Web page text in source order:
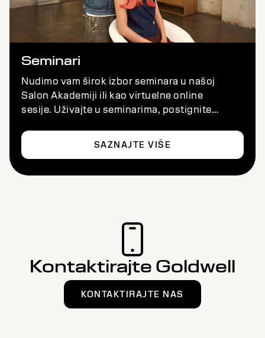
Seminari
Nudimo vam širok izbor seminara u našoj
Salon Akademiji ili kao virtuelne online
sesije. Uživajte u seminarima, postignite
nalazite.
SAZNAJTE VIŠE
Kontaktirajte Goldwell
KONTAKTIRAJTE NAS